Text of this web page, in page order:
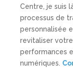
Centre, je suis
processus de
personnalisée
revitaliser
performances
numériques.